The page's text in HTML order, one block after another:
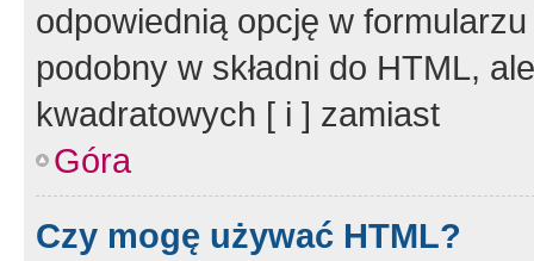
odpowiednią opcję w
podobny w składni do HTML,
kwadratowych [ i ] zamiast
Góra
Czy mogę używać HTML?